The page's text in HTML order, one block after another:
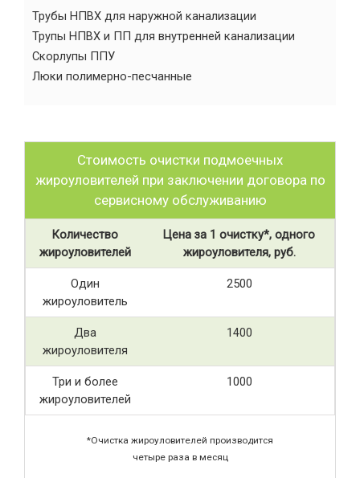
Трубы НПВХ для наружной канализации
Трупы НПВХ и ПП для внутренней канализации
Скорлупы ППУ
Люки полимерно-песчанные
Стоимость очистки подмоечных
жироуловителей при заключении договора по
сервисному обслуживанию
Количество
жироуловителей
Цена за 1 очистку*, одного
жироуловителя, руб.
Один
жироуловитель
2500
Два
жироуловителя
1400
Три и более
жироуловителей
1000
*Очистка жироуловителей производится
четыре раза в месяц